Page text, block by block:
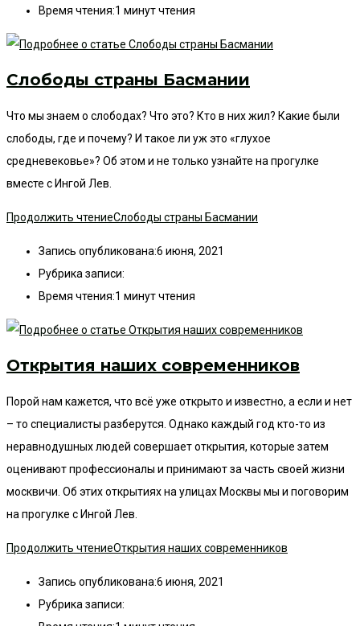
Время чтения:1 минут чтения
Слободы страны Басмании
Что мы знаем о слободах? Что это? Кто в них жил? Какие были
слободы, где и почему? И такое ли уж это «глухое
средневековье»? Об этом и не только узнайте на прогулке
вместе с Ингой Лев.
Продолжить чтениеСлободы страны Басмании
Запись опубликована:6 июня, 2021
Рубрика записи:
Время чтения:1 минут чтения
Открытия наших современников
Порой нам кажется, что всё уже открыто и известно, а если и нет
– то специалисты разберутся. Однако каждый год кто-то из
неравнодушных людей совершает открытия, которые затем
оценивают профессионалы и принимают за часть своей жизни
москвичи. Об этих открытиях на улицах Москвы мы и поговорим
на прогулке с Ингой Лев.
Продолжить чтениеОткрытия наших современников
Запись опубликована:6 июня, 2021
Рубрика записи: